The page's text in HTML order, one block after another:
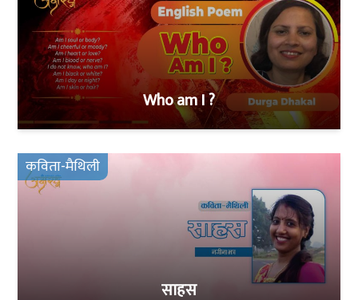
Who am I ?
कविता-मैथिली
साहस